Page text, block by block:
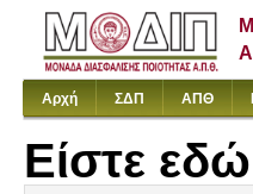
Αρχή ΣΔΠ ΑΠΘ
Είστε εδώ